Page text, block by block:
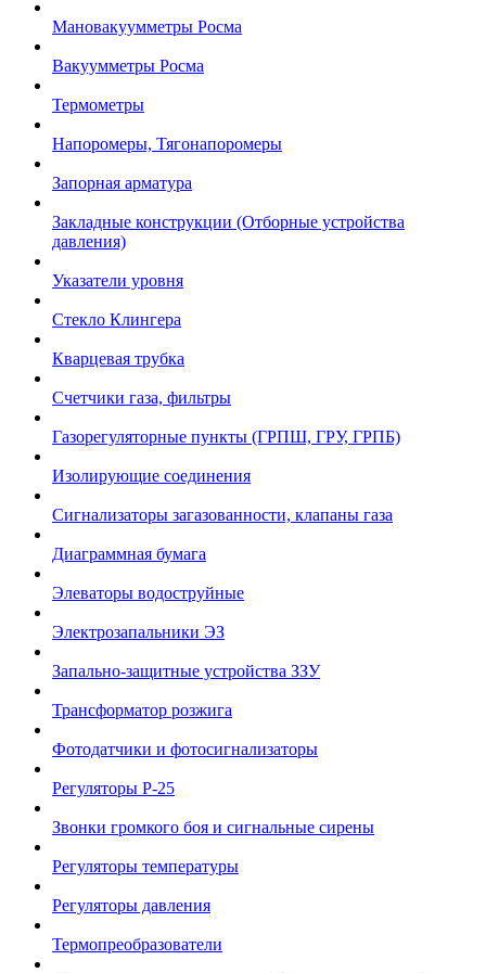
Мановакуумметры Росма
Вакуумметры Росма
Термометры
Напоромеры, Тягонапоромеры
Запорная арматура
Закладные конструкции (Отборные устройства
давления)
Указатели уровня
Стекло Клингера
Кварцевая трубка
Счетчики газа, фильтры
Газорегуляторные пункты (ГРПШ, ГРУ, ГРПБ)
Изолирующие соединения
Сигнализаторы загазованности, клапаны газа
Диаграммная бумага
Элеваторы водоструйные
Электрозапальники ЭЗ
Запально-защитные устройства ЗЗУ
Трансформатор розжига
Фотодатчики и фотосигнализаторы
Регуляторы Р-25
Звонки громкого боя и сигнальные сирены
Регуляторы температуры
Регуляторы давления
Термопреобразователи